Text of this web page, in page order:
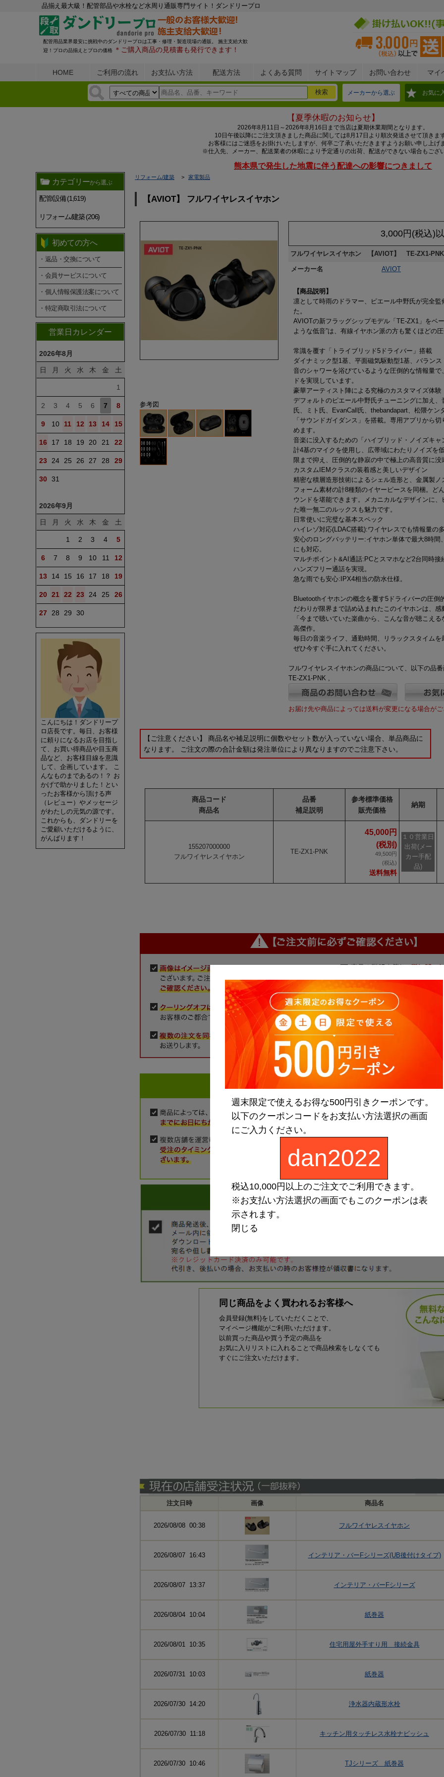
品揃え最大級！配管部品や水栓など水周り通販専門サイト！ダンドリープロ
配管用品業界最安に挑戦中のダンドリープロは工事・修理・製造現場の通販。 施主支給大歓
迎！プロの品揃えとプロの価格
＊ご購入商品の見積書も発行できます！
HOME ご利用の流れ お支払い方法 配送方法 よくある質問 サイトマップ お問い合わせ マイ
メーカーから選ぶ お気に
【夏季休暇のお知らせ】
2026年8月11日～2026年8月16日まで当店は夏期休業期間となります。
10日午後以降にご注文頂きました商品に関しては8月17日より順次発送させて頂きま
お客様にはご迷惑をお掛けいたしますが、何卒ご了承いただきますようお願い申し上げ
※仕入先、メーカー、配送業者の休暇により予定通りの出荷、配送ができない場合もござ
熊本県で発生した地震に伴う配達への影響につきまして
カテゴリーから選ぶ
配管/設備 (1,619)
リフォーム/建築 (206)
初めての方へ
・返品・交換について
・会員サービスについて
・個人情報保護法案について
・特定商取引法について
営業日カレンダー
2026年8月
日 月 火 水 木 金 土
1
2 3 4 5 6 7 8
9 10 11 12 13 14 15
16 17 18 19 20 21 22
23 24 25 26 27 28 29
30 31
2026年9月
日 月 火 水 木 金 土
1 2 3 4 5
6 7 8 9 10 11 12
13 14 15 16 17 18 19
20 21 22 23 24 25 26
27 28 29 30
こんにちは！ダンドリープ
ロ店長です。毎日、お客様
に頼りになるお店を目指し
て、お買い得商品や目玉商
品など、お客様目線を意識
して、企画しています。 こ
んなものまであるの！？ お
かげで助かりました！とい
ったお客様から頂ける声
（レビュー）やメッセージ
がわたしの元気の源です。
これからも、ダンドリーを
ご愛顧いただけるように、
がんばります！
リフォーム/建築 家電製品
【AVIOT】 フルワイヤレスイヤホン
参考図
3,000円(税込)
フルワイヤレスイヤホン 【AVIOT】 TE-ZX1-
メーカー名 AVIOT
【商品説明】
凛として時雨のドラマー、ピエール中野氏が完全
た。
AVIOTの新フラッグシップモデル「TE-ZX1」をベ
ような低音”は、有線イヤホン派の方も驚くほどの
常識を覆す「トライブリッド5ドライバー」搭載
ダイナミック型1基、平面磁気駆動型1基、バラン
音のシャワーを浴びているような圧倒的な情報量
ドを実現しています。
豪華アーティスト陣による究極のカスタマイズ体験
デフォルトのピエール中野氏チューニングに加え
氏、ミト氏、EvanCall氏、thebandapart、松隈ケ
「サウンドガイダンス」を搭載。専用アプリから
めます。
音楽に没入するための「ハイブリッド・ノイズキャ
計4基のマイクを使用し、広帯域にわたりノイズを
限まで抑え、圧倒的な静寂の中で極上の高音質に没
カスタムIEMクラスの装着感と美しいデザイン
精密な積層造形技術によるシェル造形と、金属製
フォーム素材の計8種類のイヤーピースを同梱。ど
ウンドを堪能できます。メカニカルなデザインに
た唯一無二のルックスも魅力です。
日常使いに完璧な基本スペック
ハイレゾ対応(LDAC搭載):ワイヤレスでも情報量の
安心のロングバッテリー:イヤホン単体で最大8時
にも対応。
マルチポイント&AI通話:PCとスマホなど2台同時
ハンズフリー通話を実現。
急な雨でも安心:IPX4相当の防水仕様。
Bluetoothイヤホンの概念を覆す5ドライバーの圧
だわりが限界まで詰め込まれたこのイヤホンは、
「今まで聴いていた楽曲から、こんな音が聴こえ
高傑作。
毎日の音楽ライフ、通勤時間、リラックスタイム
ぜひ今すぐ手に入れてください。
フルワイヤレスイヤホンの商品について、以下の品
TE-ZX1-PNK ,
お届け先や商品によっては送料が変更になる場合が
【ご注意ください】 商品名や補足説明に個数やセット数が入っていない場合、単品商品に
なります。 ご注文の際の合計金額は発注単位により異なりますのでご注意下さい。
商品コード
商品名
品番
補足説明
参考標準価格
販売価格
納期
155207000000
フルワイヤレスイヤホン
TE-ZX1-PNK
45,000円
(税別)
49,500円
(税込)
送料無料
１０営業日
出荷(メー
カー手配
品)
同じ商品をよく買われるお客様へ
会員登録(無料)をしていただくことで、
マイページ機能がご利用いただけます。
以前買った商品や買う予定の商品を
お気に入りリストに入れることで商品検索をしなくても
すぐにご注文いただけます。
注文日時 画像 商品名
2026/08/08 00:38 フルワイヤレスイヤホン
2026/08/07 16:43 インテリア・バーFシリーズ(UB後付けタイプ)
2026/08/07 13:37 インテリア・バーFシリーズ
2026/08/04 10:04 紙巻器
2026/08/01 10:35 住宅用屋外手すり用 接続金具
2026/07/31 10:03 紙巻器
2026/07/30 14:20 浄水器内蔵形水栓
2026/07/30 11:18 キッチン用タッチレス水栓ナビッシュ
2026/07/30 10:46 TJシリーズ 紙巻器
週末限定で使えるお得な500円引きクーポンです。
以下のクーポンコードをお支払い方法選択の画面
にご入力ください。
dan2022
税込10,000円以上のご注文でご利用できます。
※お支払い方法選択の画面でもこのクーポンは表
示されます。
閉じる